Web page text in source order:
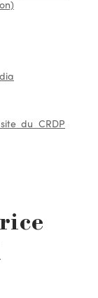
du CRDP